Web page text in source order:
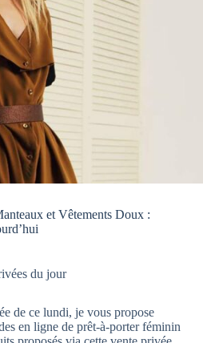
et Vêtements Doux :
du jour
de ce lundi, je vous propose
en ligne de prêt-à-porter féminin